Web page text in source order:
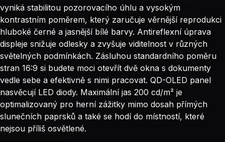
vyniká stabilitou pozorovacího úhlu a vysokým
kontrastním poměrem, který zaručuje věrnější reprodukci
hluboké černé a jasnější bílé barvy. Antireflexní úprava
displeje snižuje odlesky a zvyšuje viditelnost v různých
světelných podmínkách. Zásluhou standardního poměru
stran 16:9 si budete moci otevřít dvě okna s dokumenty
vedle sebe a efektivně s nimi pracovat. QD-OLED panel
nasvěcují LED diody. Maximální jas 200 cd/m² je
optimalizovaný pro herní zážitky mimo dosah přímých
slunečních paprsků a také se hodí do místností, které
nejsou příliš osvětlené.